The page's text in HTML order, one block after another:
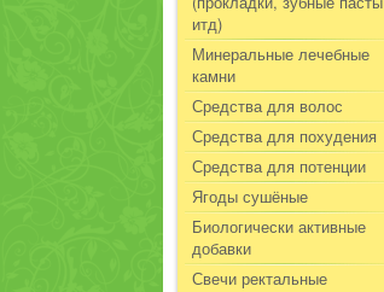
итд)
Минеральные лечебные
камни
Средства для волос
Средства для похудения
Средства для потенции
Ягоды сушёные
Биологически активные
добавки
Свечи ректальные